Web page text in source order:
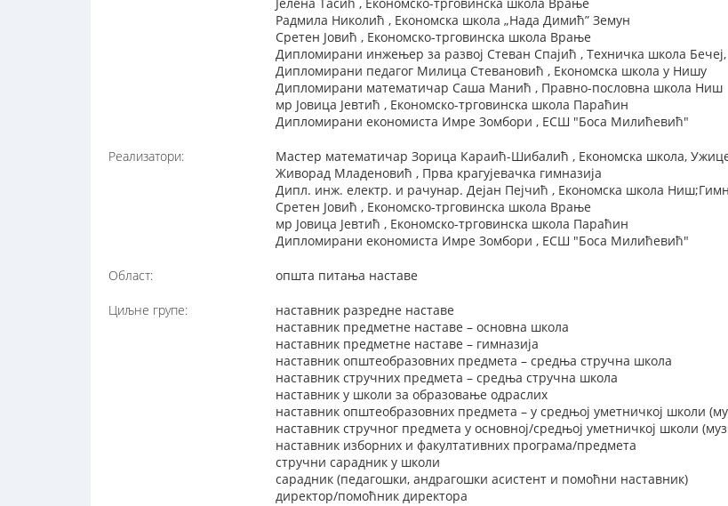
Радмила Николић , Економска школа „Нада Димић” Земун
Сретен Јовић , Економско-трговинска школа Врање
Дипломирани инжењер за развој Стеван Спајић , Техничка школа
Дипломирани педагог Милица Стевановић , Економска школа у Нишу
Дипломирани математичар Саша Манић , Правно-пословна школа Ниш
мр Јовица Јевтић , Економско-трговинска школа Параћин
Дипломирани економиста Имре Зомбори , ЕСШ "Боса Милићевић"
Реализатори:
Мастер математичар Зорица Караић-Шибалић , Економска школа,
Живорад Младеновић , Прва крагујевачка гимназија
Дипл. инж. електр. и рачунар. Дејан Пејчић , Економска школа
Сретен Јовић , Економско-трговинска школа Врање
мр Јовица Јевтић , Економско-трговинска школа Параћин
Дипломирани економиста Имре Зомбори , ЕСШ "Боса Милићевић"
Област: општа питања наставе
Циљне групе:
наставник разредне наставе
наставник предметне наставе – основна школа
наставник предметне наставе – гимназија
наставник општеобразовних предмета – средња стручна школа
наставник стручних предмета – средња стручна школа
наставник у школи за образовање одраслих
наставник општеобразовних предмета – у средњој уметничкој школи
наставник стручног предмета у основној/средњој уметничкој школи
наставник изборних и факултативних програма/предмета
стручни сарадник у школи
сарадник (педагошки, андрагошки асистент и помоћни наставник)
директор/помоћник директора